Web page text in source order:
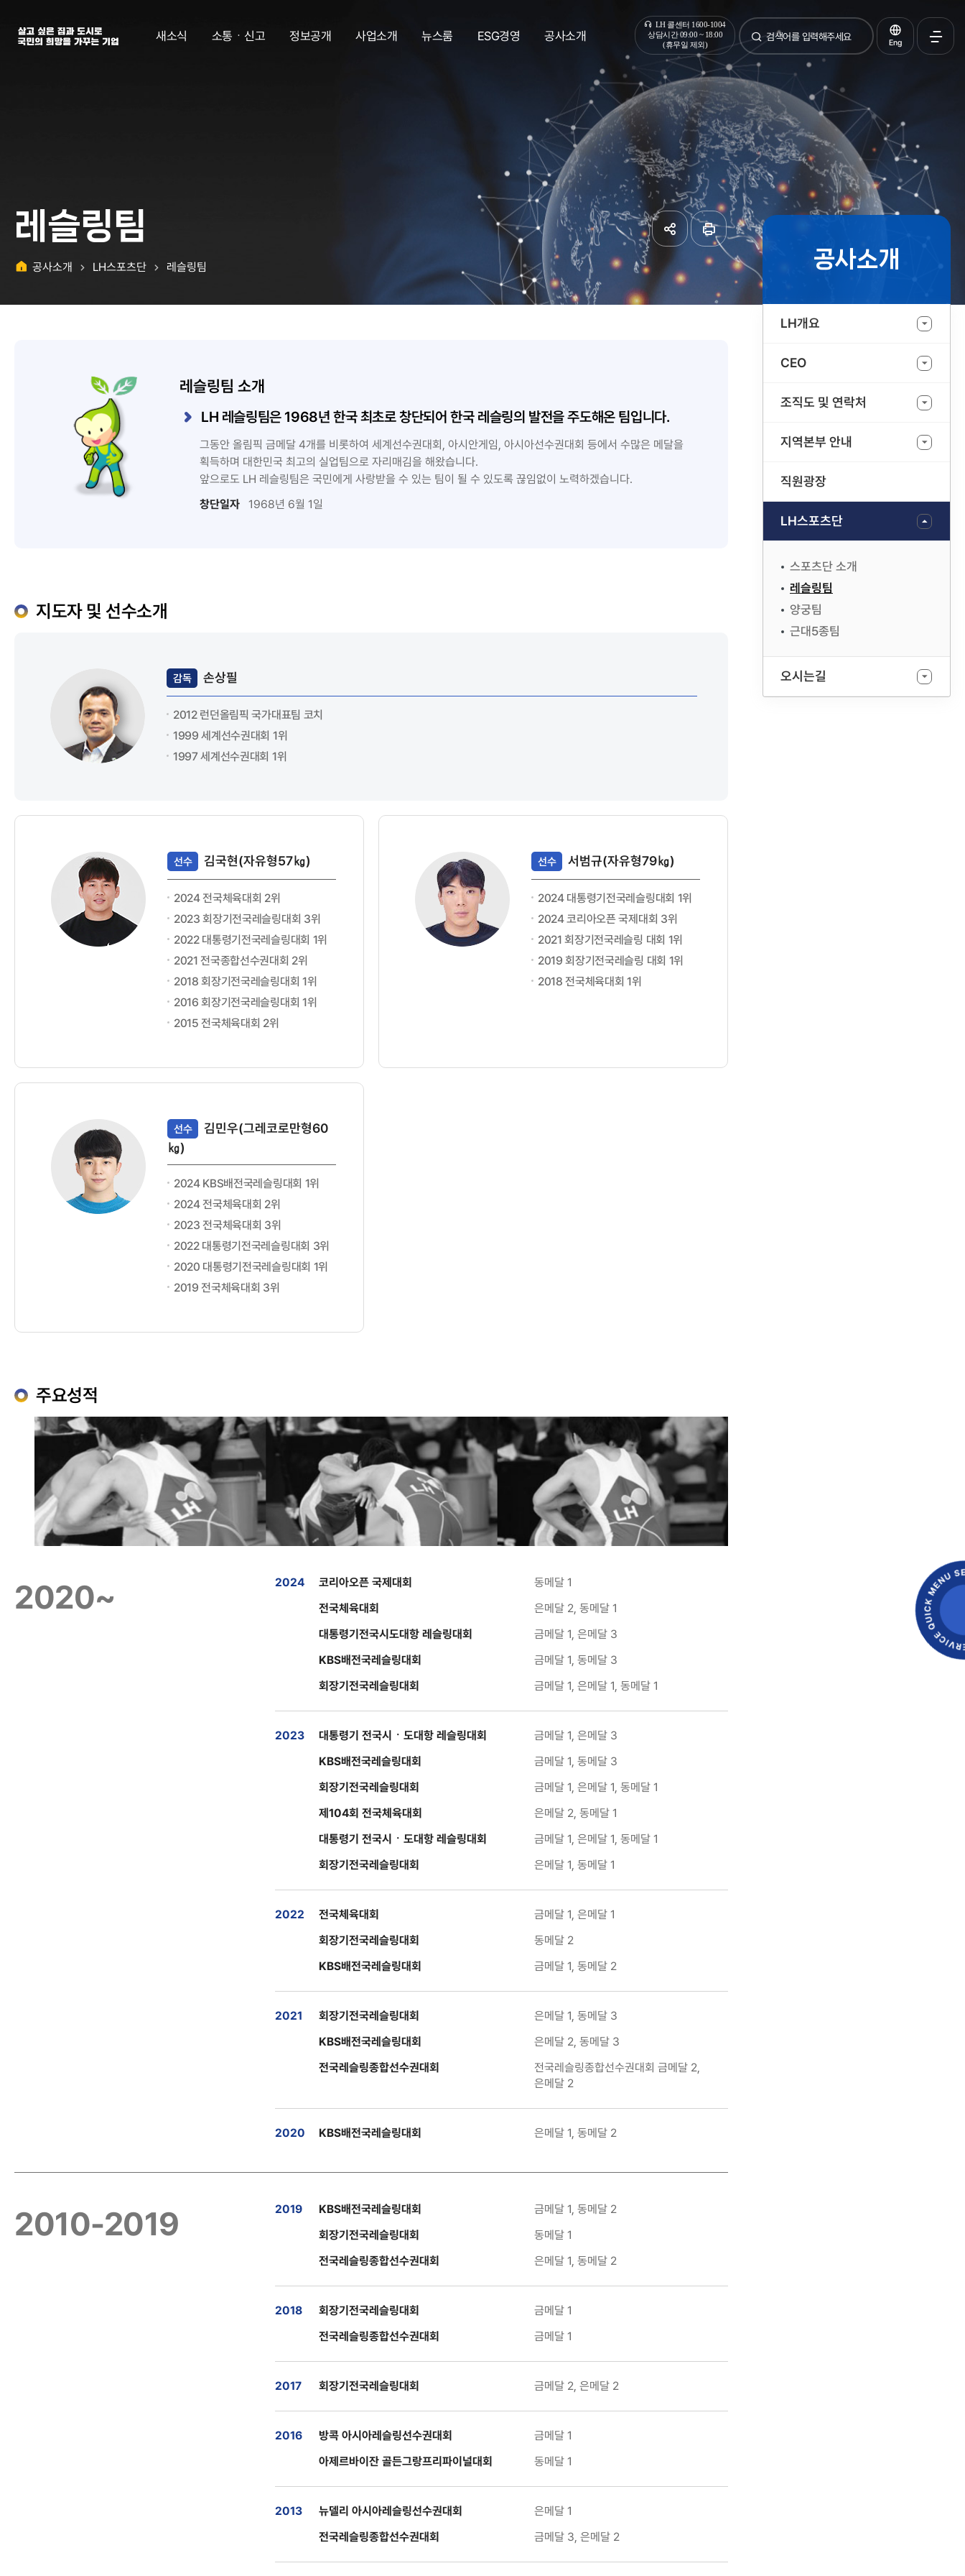
살고 싶은 집과 도시로 국민의 희망을 가꾸는 기업 | 한국토지주택공사
LH 콜센터 1600-1004
상담시간 09:00 ~ 18:00
(휴무일 제외)
통합검색
검색 Eng
새소식 소통ㆍ신고 정보공개 사업소개 뉴스룸 ESG경영 공사소개
레슬링팀
공사소개
LH개요
CEO
조직도 및 연락처
지역본부 안내
직원광장
LH스포츠단
스포츠단 소개
레슬링팀
양궁팀
근대5종팀
오시는길
공사소개 LH스포츠단 레슬링팀 공유하기
페이지
인쇄
레슬링팀 소개
LH 레슬링팀은 1968년 한국 최초로 창단되어 한국 레슬링의 발전을 주도해온 팀입니다.
그동안 올림픽 금메달 4개를 비롯하여 세계선수권대회, 아시안게임, 아시아선수권대회 등에서 수많은 메달을
획득하며 대한민국 최고의 실업팀으로 자리매김을 해왔습니다.
앞으로도 LH 레슬링팀은 국민에게 사랑받을 수 있는 팀이 될 수 있도록 끊임없이 노력하겠습니다.
창단일자
1968년 6월 1일
지도자 및 선수소개
감독 손상필
2012 런던올림픽 국가대표팀 코치
1999 세계선수권대회 1위
1997 세계선수권대회 1위
선수 김국현(자유형57㎏)
2024 전국체육대회 2위
2023 회장기전국레슬링대회 3위
2022 대통령기전국레슬링대회 1위
2021 전국종합선수권대회 2위
2018 회장기전국레슬링대회 1위
2016 회장기전국레슬링대회 1위
2015 전국체육대회 2위
선수 서범규(자유형79㎏)
2024 대통령기전국레슬링대회 1위
2024 코리아오픈 국제대회 3위
2021 회장기전국레슬링 대회 1위
2019 회장기전국레슬링 대회 1위
2018 전국체육대회 1위
선수
김민우(그레코로만형60
㎏)
2024 KBS배전국레슬링대회 1위
2024 전국체육대회 2위
2023 전국체육대회 3위
2022 대통령기전국레슬링대회 3위
2020 대통령기전국레슬링대회 1위
2019 전국체육대회 3위
주요성적
2020~ 2024 코리아오픈 국제대회
동메달 1
전국체육대회
은메달 2, 동메달 1
대통령기전국시도대항 레슬링대회
금메달 1, 은메달 3
KBS배전국레슬링대회
금메달 1, 동메달 3
회장기전국레슬링대회
금메달 1, 은메달 1, 동메달 1
2023 대통령기 전국시ㆍ도대항 레슬링대회
금메달 1, 은메달 3
KBS배전국레슬링대회
금메달 1, 동메달 3
회장기전국레슬링대회
금메달 1, 은메달 1, 동메달 1
제104회 전국체육대회
은메달 2, 동메달 1
대통령기 전국시ㆍ도대항 레슬링대회
금메달 1, 은메달 1, 동메달 1
회장기전국레슬링대회
은메달 1, 동메달 1
2022 전국체육대회
금메달 1, 은메달 1
회장기전국레슬링대회
동메달 2
KBS배전국레슬링대회
금메달 1, 동메달 2
2021 회장기전국레슬링대회
은메달 1, 동메달 3
KBS배전국레슬링대회
은메달 2, 동메달 3
전국레슬링종합선수권대회
전국레슬링종합선수권대회 금메달 2,
은메달 2
2020 KBS배전국레슬링대회 은메달 1, 동메달 2
2010-2019 2019 KBS배전국레슬링대회
금메달 1, 동메달 2
회장기전국레슬링대회
동메달 1
전국레슬링종합선수권대회
은메달 1, 동메달 2
2018 회장기전국레슬링대회
금메달 1
전국레슬링종합선수권대회
금메달 1
2017 회장기전국레슬링대회 금메달 2, 은메달 2
2016 방콕 아시아레슬링선수권대회
금메달 1
아제르바이잔 골든그랑프리파이널대회
동메달 1
2013 뉴델리 아시아레슬링선수권대회
은메달 1
전국레슬링종합선수권대회
금메달 3, 은메달 2